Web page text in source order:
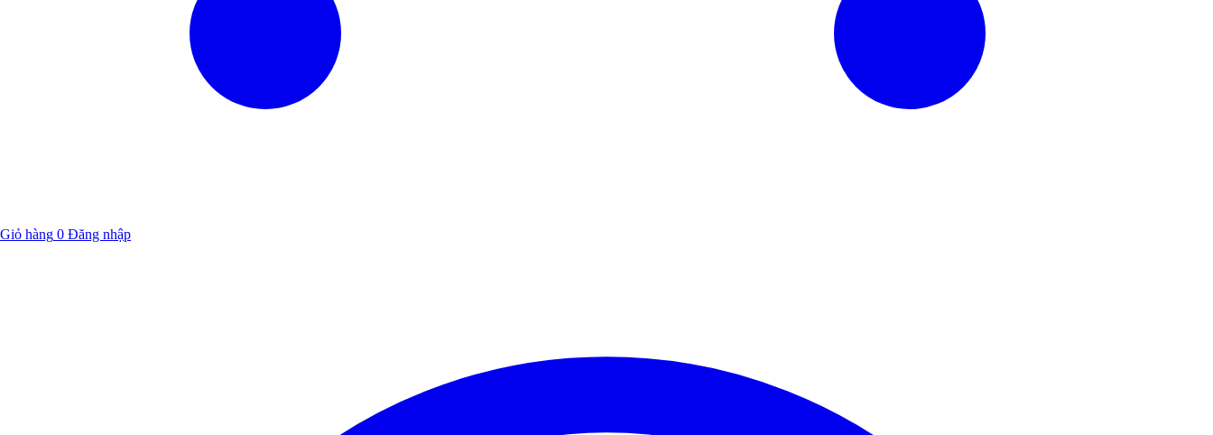
Giỏ hàng 0 Đăng nhập